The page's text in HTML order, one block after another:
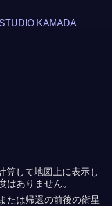
STUDIO KAMADA
算して地図上に表示し
はありません。
たは帰還の前後の衛星